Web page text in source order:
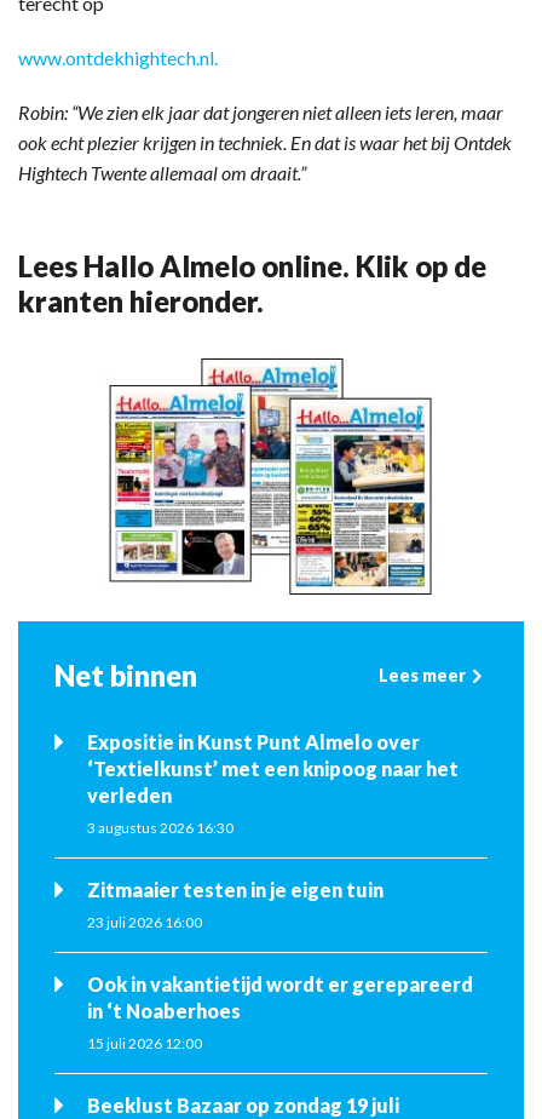
www.ontdekhightech.nl.
Robin: “We zien elk jaar dat jongeren niet alleen iets leren, maar
ook echt plezier krijgen in techniek. En dat is waar het bij Ontdek
Hightech Twente allemaal om draait.”
Lees Hallo Almelo online. Klik op de
kranten hieronder.
Net binnen Lees meer
Expositie in Kunst Punt Almelo over
‘Textielkunst’ met een knipoog naar het
verleden
3 augustus 2026 16:30
Zitmaaier testen in je eigen tuin
23 juli 2026 16:00
Ook in vakantietijd wordt er gerepareerd
in ‘t Noaberhoes
15 juli 2026 12:00
Beeklust Bazaar op zondag 19 juli